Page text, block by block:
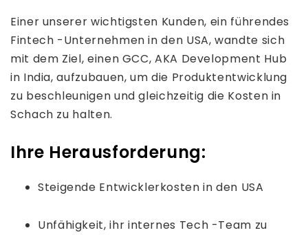
Einer unserer wichtigsten Kunden, ein führendes
Fintech -Unternehmen in den USA, wandte sich
mit dem Ziel, einen GCC, AKA Development Hub
in India, aufzubauen, um die Produktentwicklung
zu beschleunigen und gleichzeitig die Kosten in
Schach zu halten.
Ihre Herausforderung:
Steigende Entwicklerkosten in den USA
Unfähigkeit, ihr internes Tech -Team zu